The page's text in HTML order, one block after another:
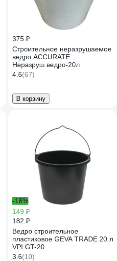
375 ₽
Строительное неразрушаемое
ведро ACCURATE
Неразруш.ведро-20л
4.6(67)
В корзину
-18%
149 ₽
182 ₽
Ведро строительное
пластиковое GEVA TRADE 20 л
VPLGT-20
3.6(10)